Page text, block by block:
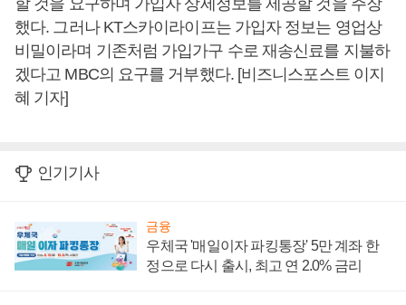
할 것을 요구하며 가입자 상세정보를 제공할 것을 주장
했다. 그러나 KT스카이라이프는 가입자 정보는 영업상
비밀이라며 기존처럼 가입가구 수로 재송신료를 지불하
겠다고 MBC의 요구를 거부했다. [비즈니스포스트 이지
혜 기자]
인기기사
금융
우체국 '매일이자 파킹통장' 5만 계좌 한
정으로 다시 출시, 최고 연 2.0% 금리